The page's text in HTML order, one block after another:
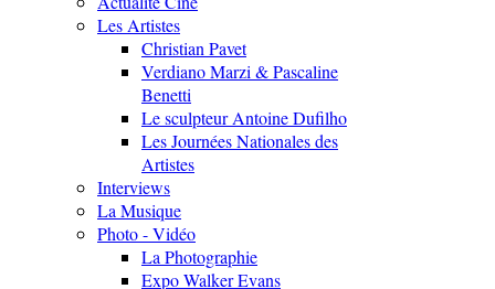
Les Artistes
Christian Pavet
Verdiano Marzi & Pascaline
Benetti
Le sculpteur Antoine Dufilho
Les Journées Nationales des
Artistes
Interviews
La Musique
Photo - Vidéo
La Photographie
Expo Walker Evans